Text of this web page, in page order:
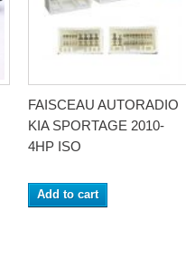
FAISCEAU AUTORADIO
KIA SPORTAGE 2010-
4HP ISO
Add to cart